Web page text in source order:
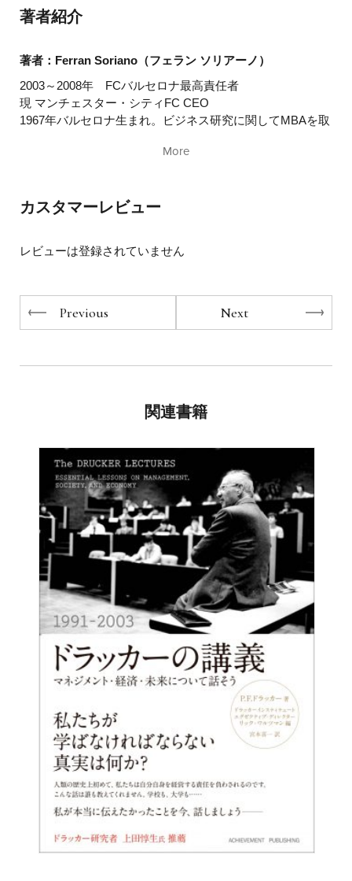
ど、現行のロジックをすべて再考してみましょう。
そして新しい視点から現状を分析することで新製品やサー
本書では、FCバルセロナや世界の強豪サッカークラブの経
営者たちの経営理論およびそれらの実践法と成果、
そして他チームがなし得なかったバルサの成功理由につい
ても具体的に解説します。
すべてのマネジメント層必読の書です。
著者紹介
著者：Ferran Soriano（フェラン ソリアーノ）
2003～2008年 FCバルセロナ最高責任者
現 マンチェスター・シティFC CEO
1967年バルセロナ生まれ。ビジネス研究に関してMBAを取
国以上で活躍。 2003年から2008年まで、サッカースペイ
現在はイングランドのプレミアリーグ・マンチェスター・
MLS(メジャーリーグサッカー)ニューヨーク・シティFCの
More
カスタマーレビュー
レビューは登録されていません
Previous Next
関連書籍